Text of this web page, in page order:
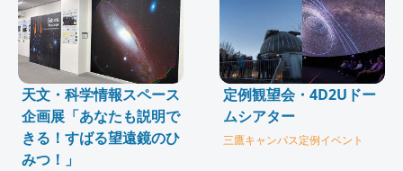
天文・科学情報スペース
企画展「あなたも説明で
きる！すばる望遠鏡のひ
みつ！」
定例観望会・4D2Uドー
ムシアター
三鷹キャンパス定例イベント